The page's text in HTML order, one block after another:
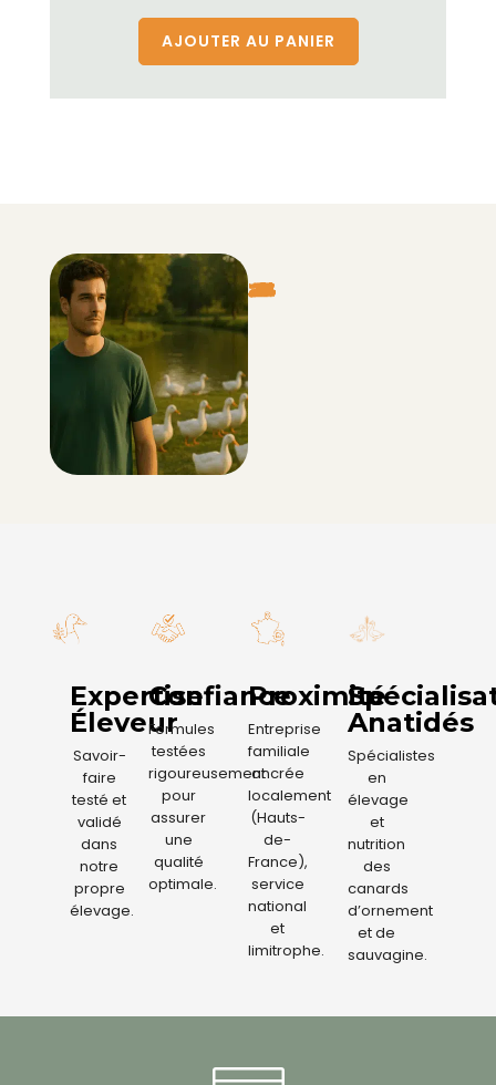
AJOUTER AU PANIER
Expertise
Éleveur
Savoir-
faire
testé et
validé
dans
notre
propre
élevage.
Confiance
Formules
testées
rigoureusement
pour
assurer
une
qualité
optimale.
Proximité
Entreprise
familiale
ancrée
localement
(Hauts-
de-
France),
service
national
et
limitrophe.
Anatidés
Spécialistes
en
élevage
et
nutrition
des
canards
d’ornement
et de
sauvagine.